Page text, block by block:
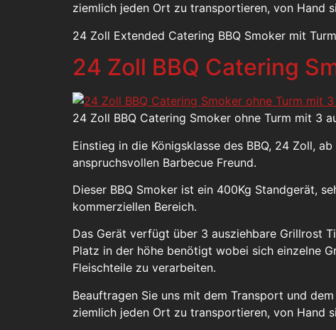
ziemlich jeden Ort zu transportieren, von Hand
24 Zoll Extended Catering BBQ Smoker mit
24 Zoll BBQ Catering
24 Zoll BBQ Catering Smoker ohne Turm mit 3
Einstieg in die Königsklasse des BBQ, 24 Zoll,
anspruchsvollen Barbecue Freund.
Dieser BBQ Smoker ist ein 400Kg Standgerät,
kommerziellen Bereich.
Das Gerät verfügt über 3 ausziehbare Grillrost
Platz in der höhe benötigt wobei sich einzelne
Fleischteile zu verarbeiten.
Beauftragen Sie uns mit dem Transport und
ziemlich jeden Ort zu transportieren, von Hand